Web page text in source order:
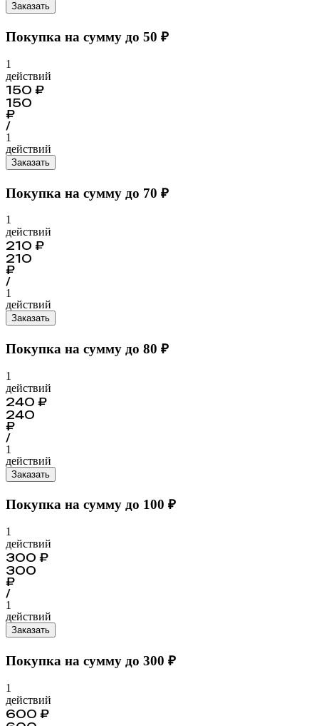
Заказать
Покупка на сумму до 50 ₽
1
действий
150 ₽
150
₽
/
1
действий
Заказать
Покупка на сумму до 70 ₽
1
действий
210 ₽
210
₽
/
1
действий
Заказать
Покупка на сумму до 80 ₽
1
действий
240 ₽
240
₽
/
1
действий
Заказать
Покупка на сумму до 100 ₽
1
действий
300 ₽
300
₽
/
1
действий
Заказать
Покупка на сумму до 300 ₽
1
действий
600 ₽